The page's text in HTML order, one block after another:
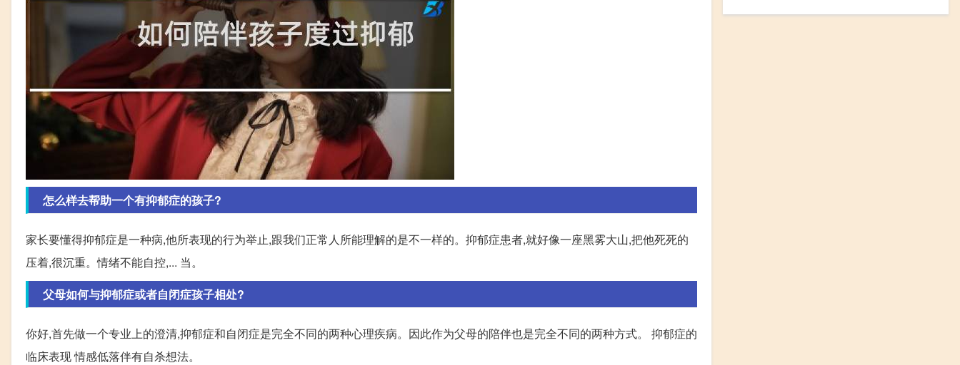
怎么样去帮助一个有抑郁症的孩子?
家长要懂得抑郁症是一种病,他所表现的行为举止,跟我们正常人所能理解的是不一样的。抑郁症患者,就好像一座黑雾大山,把他死死的
压着,很沉重。情绪不能自控,... 当。
父母如何与抑郁症或者自闭症孩子相处?
你好,首先做一个专业上的澄清,抑郁症和自闭症是完全不同的两种心理疾病。因此作为父母的陪伴也是完全不同的两种方式。 抑郁症的
临床表现 情感低落伴有自杀想法。